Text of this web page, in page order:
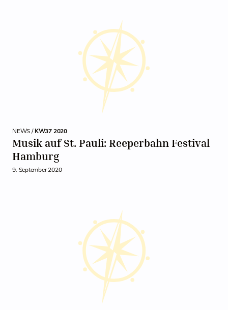
NEWS /KW37 2020
Musik auf St. Pauli: Reeperbahn Festival
Hamburg
9. September 2020